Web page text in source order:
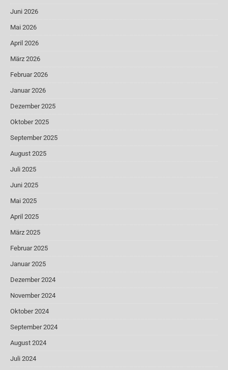
Juni 2026
Mai 2026
April 2026
März 2026
Februar 2026
Januar 2026
Dezember 2025
Oktober 2025
September 2025
August 2025
Juli 2025
Juni 2025
Mai 2025
April 2025
März 2025
Februar 2025
Januar 2025
Dezember 2024
November 2024
Oktober 2024
September 2024
August 2024
Juli 2024